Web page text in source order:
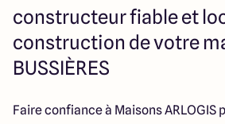
constructeur fiable et
construction de votre
BUSSIÈRES
Faire confiance à Maisons ARLOGIS